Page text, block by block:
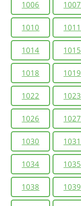
1006 1007
1010 1011
1014 1015
1018 1019
1022 1023
1026 1027
1030 1031
1034 1035
1038 1039